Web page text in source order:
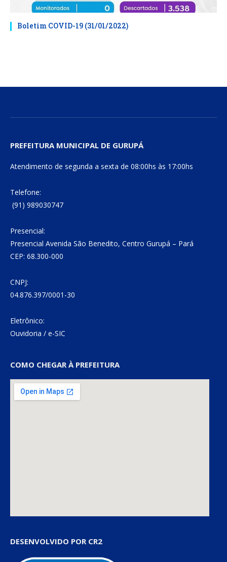
Boletim COVID-19 (31/01/2022)
PREFEITURA MUNICIPAL DE GURUPÁ
Atendimento de segunda a sexta de 08:00hs às 17:00hs
Telefone:
(91) 989030747
Presencial:
Presencial Avenida São Benedito, Centro Gurupá – Pará
CEP: 68.300-000
CNPJ:
04.876.397/0001-30
Eletrônico:
Ouvidoria / e-SIC
COMO CHEGAR À PREFEITURA
DESENVOLVIDO POR CR2